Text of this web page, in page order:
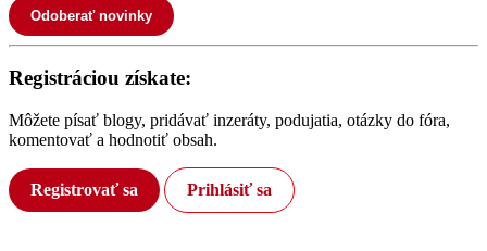
Odoberať novinky
Registráciou získate:
Môžete písať blogy, pridávať inzeráty, podujatia, otázky do fóra,
komentovať a hodnotiť obsah.
Registrovať sa Prihlásiť sa